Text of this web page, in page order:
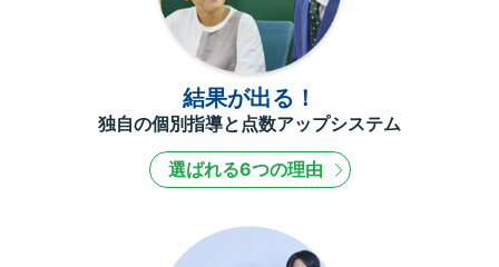
結果が出る！
独自の個別指導と点数アップシステム
選ばれる6つの理由